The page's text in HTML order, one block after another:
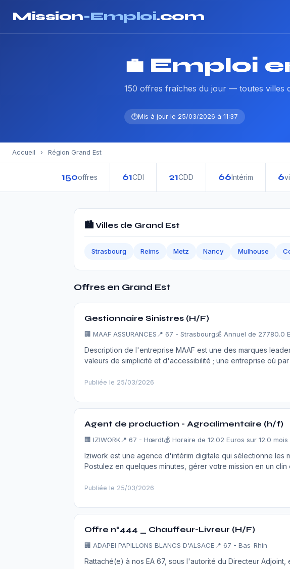
Mission-Emploi.com
💼 Emploi
150 offres fraîches du jour — toutes villes
Mis à jour le 25/03/2026 à 11:37
Accueil › Région Grand Est
150offres 61CDI 21CDD 66Intérim 6
🏙️ Villes de Grand Est
Strasbourg Reims Metz Nancy Mulhouse
Offres en Grand Est
Gestionnaire Sinistres (H/F)
🏢 MAAF ASSURANCES 📍 67 - Strasbourg💰 Annuel de 27780.0
Description de l'entreprise MAAF est une des marques
valeurs de simplicité et d'accessibilité ; une entreprise où
Publiée le 25/03/2026
Agent de production - Agroalimentaire (h/f)
🏢 IZIWORK📍 67 - Hœrdt💰 Horaire de 12.02 Euros sur 12.0 mois
Iziwork est une agence d'intérim digitale qui sélectionne les
Postulez en quelques minutes, gérer votre mission en un
Publiée le 25/03/2026
Offre n°444 _ Chauffeur-Livreur (H/F)
🏢 ADAPEI PAPILLONS BLANCS D'ALSACE 📍 67 - Bas-Rhin
Rattaché(e) à nos EA 67, sous l'autorité du Directeur